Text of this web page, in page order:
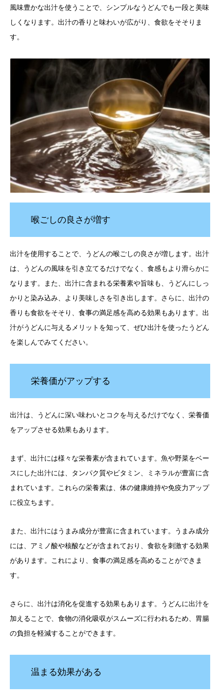
風味豊かな出汁を使うことで、シンプルなうどんでも一段と美味
しくなります。出汁の香りと味わいが広がり、食欲をそそりま
す。
喉ごしの良さが増す
出汁を使用することで、うどんの喉ごしの良さが増します。出汁
は、うどんの風味を引き立てるだけでなく、食感もより滑らかに
なります。また、出汁に含まれる栄養素や旨味も、うどんにしっ
かりと染み込み、より美味しさを引き出します。さらに、出汁の
香りも食欲をそそり、食事の満足感を高める効果もあります。出
汁がうどんに与えるメリットを知って、ぜひ出汁を使ったうどん
を楽しんでみてください。
栄養価がアップする
出汁は、うどんに深い味わいとコクを与えるだけでなく、栄養価
をアップさせる効果もあります。
まず、出汁には様々な栄養素が含まれています。魚や野菜をベー
スにした出汁には、タンパク質やビタミン、ミネラルが豊富に含
まれています。これらの栄養素は、体の健康維持や免疫力アップ
に役立ちます。
また、出汁にはうまみ成分が豊富に含まれています。うまみ成分
には、アミノ酸や核酸などが含まれており、食欲を刺激する効果
があります。これにより、食事の満足感を高めることができま
す。
さらに、出汁は消化を促進する効果もあります。うどんに出汁を
加えることで、食物の消化吸収がスムーズに行われるため、胃腸
の負担を軽減することができます。
温まる効果がある